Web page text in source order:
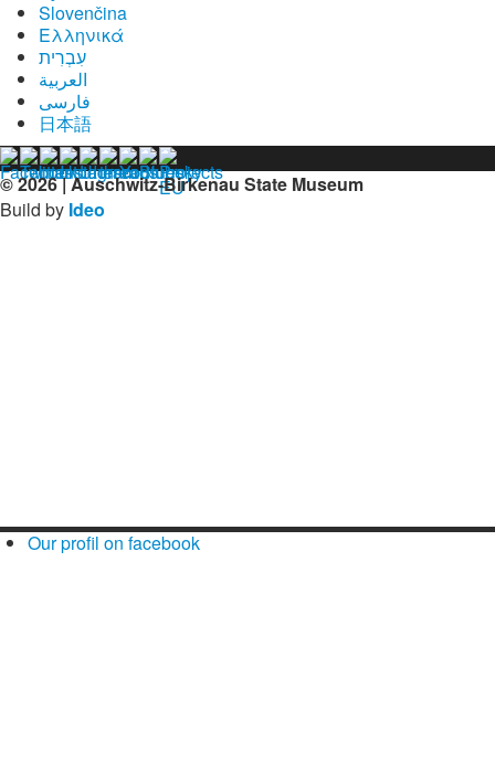
Slovenčina
Ελληνικά
עִבְרִית
العربية
فارسی
日本語
© 2026 | Auschwitz-Birkenau State Museum
Build by Ideo
Our profil on facebook